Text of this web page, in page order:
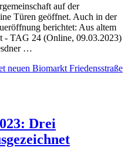
auf der
Türen geöffnet. Auch in der
berichtet: Aus altem
- TAG 24 (Online, 09.03.2023)
…
neuen Biomarkt Friedensstraße
Drei